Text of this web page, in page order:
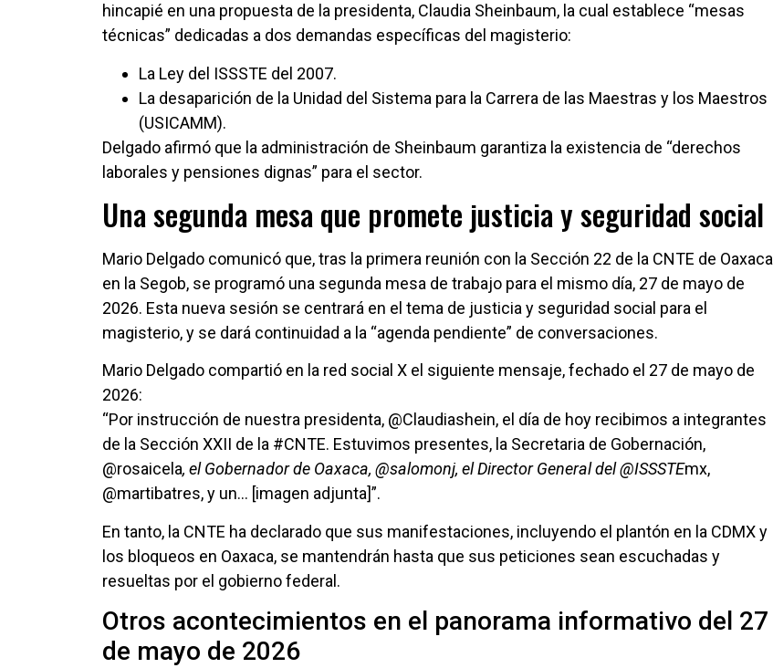
hincapié en una propuesta de la presidenta, Claudia Sheinbaum, la cual establece “mesas
técnicas” dedicadas a dos demandas específicas del magisterio:
La Ley del ISSSTE del 2007.
La desaparición de la Unidad del Sistema para la Carrera de las Maestras y los Maestros
(USICAMM).
Delgado afirmó que la administración de Sheinbaum garantiza la existencia de “derechos
laborales y pensiones dignas” para el sector.
Una segunda mesa que promete justicia y seguridad social
Mario Delgado comunicó que, tras la primera reunión con la Sección 22 de la CNTE de Oaxaca
en la Segob, se programó una segunda mesa de trabajo para el mismo día, 27 de mayo de
2026. Esta nueva sesión se centrará en el tema de justicia y seguridad social para el
magisterio, y se dará continuidad a la “agenda pendiente” de conversaciones.
Mario Delgado compartió en la red social X el siguiente mensaje, fechado el 27 de mayo de
2026:
“Por instrucción de nuestra presidenta, @Claudiashein, el día de hoy recibimos a integrantes
de la Sección XXII de la #CNTE. Estuvimos presentes, la Secretaria de Gobernación,
@rosaicela, el Gobernador de Oaxaca, @salomonj, el Director General del @ISSSTEmx,
@martibatres, y un… [imagen adjunta]”.
En tanto, la CNTE ha declarado que sus manifestaciones, incluyendo el plantón en la CDMX y
los bloqueos en Oaxaca, se mantendrán hasta que sus peticiones sean escuchadas y
resueltas por el gobierno federal.
Otros acontecimientos en el panorama informativo del 27
de mayo de 2026